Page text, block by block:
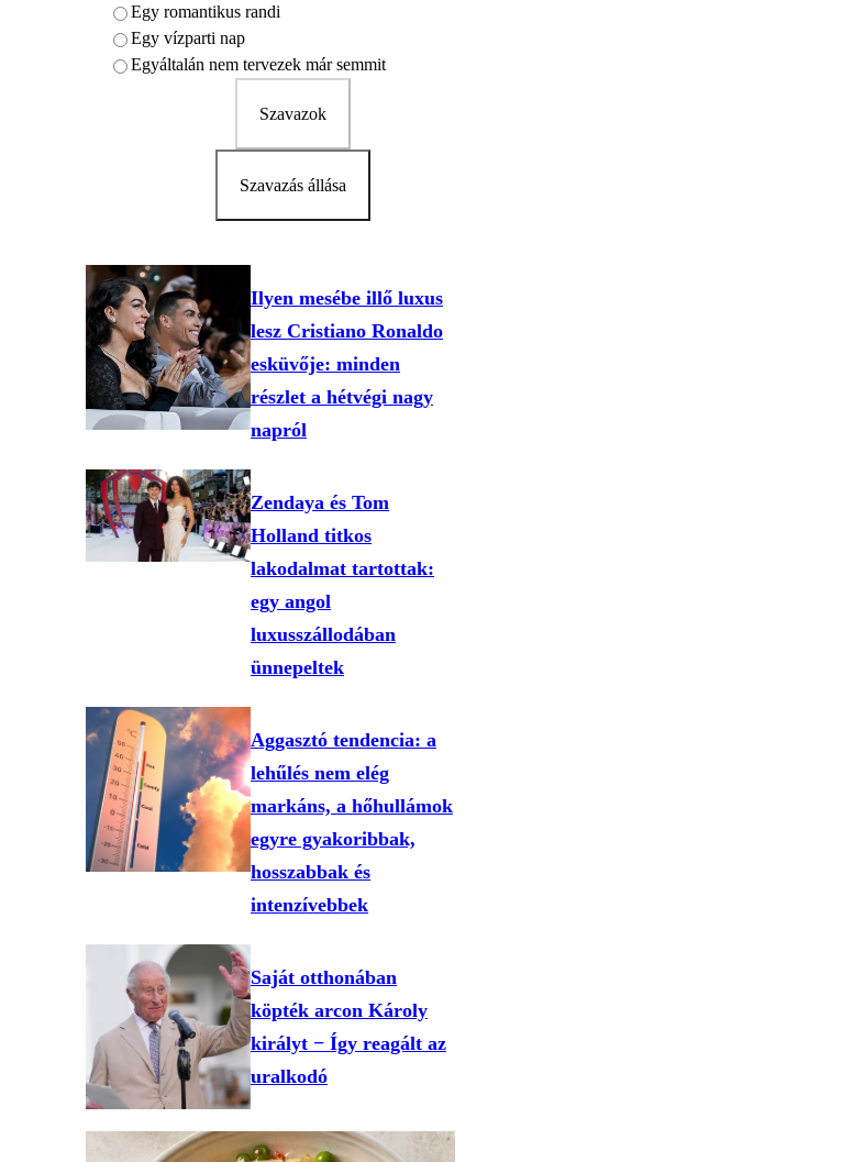
Egy romantikus randi
Egy vízparti nap
Egyáltalán nem tervezek már semmit
Szavazok
Szavazás állása
Ilyen mesébe illő luxus
lesz Cristiano Ronaldo
esküvője: minden
részlet a hétvégi nagy
napról
Zendaya és Tom
Holland titkos
lakodalmat tartottak:
egy angol
luxusszállodában
ünnepeltek
Aggasztó tendencia: a
lehűlés nem elég
markáns, a hőhullámok
egyre gyakoribbak,
hosszabbak és
intenzívebbek
Saját otthonában
köpték arcon Károly
királyt − Így reagált az
uralkodó